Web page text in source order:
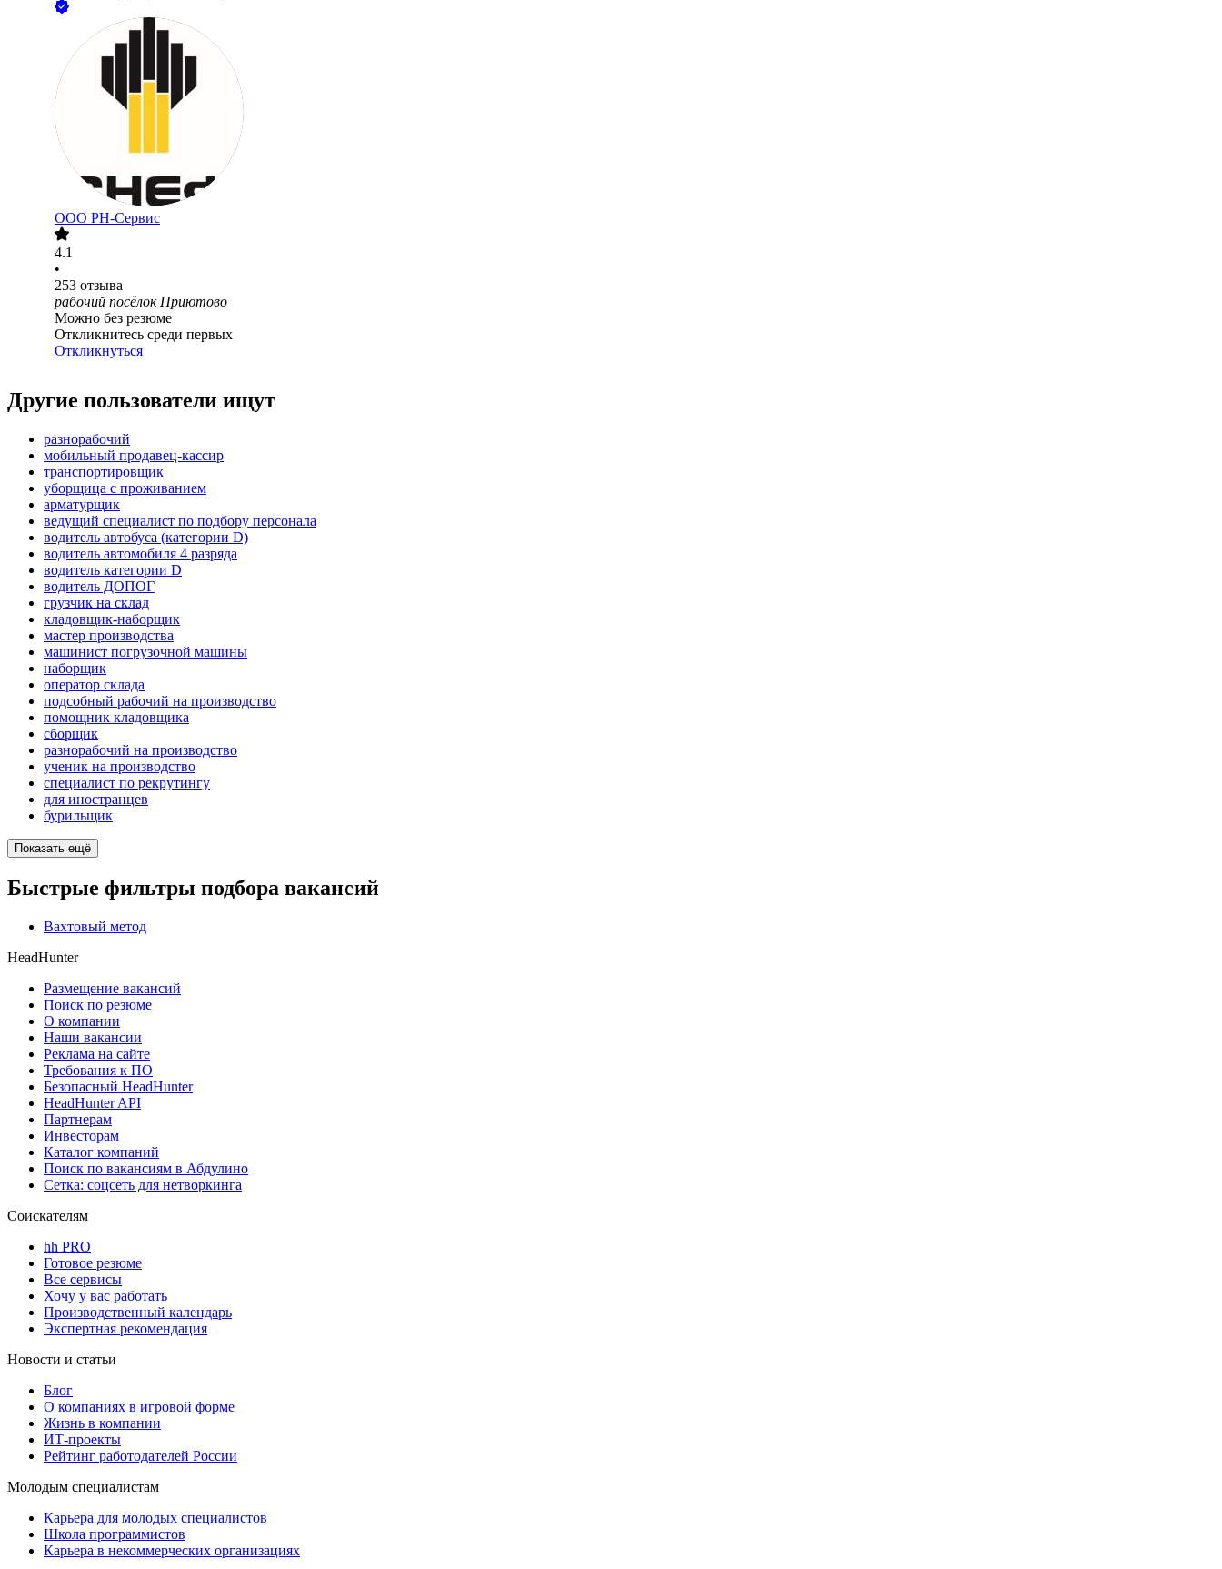
ООО РН-Сервис
4.1
•
253 отзыва
рабочий посёлок Приютово
Можно без резюме
Откликнитесь среди первых
Откликнуться
Другие пользователи ищут
разнорабочий
мобильный продавец-кассир
транспортировщик
уборщица с проживанием
арматурщик
ведущий специалист по подбору персонала
водитель автобуса (категории D)
водитель автомобиля 4 разряда
водитель категории D
водитель ДОПОГ
грузчик на склад
кладовщик-наборщик
мастер производства
машинист погрузочной машины
наборщик
оператор склада
подсобный рабочий на производство
помощник кладовщика
сборщик
разнорабочий на производство
ученик на производство
специалист по рекрутингу
для иностранцев
бурильщик
Показать ещё
Быстрые фильтры подбора вакансий
Вахтовый метод
HeadHunter
Размещение вакансий
Поиск по резюме
О компании
Наши вакансии
Реклама на сайте
Требования к ПО
Безопасный HeadHunter
HeadHunter API
Партнерам
Инвесторам
Каталог компаний
Поиск по вакансиям в Абдулино
Сетка: соцсеть для нетворкинга
Соискателям
hh PRO
Готовое резюме
Все сервисы
Хочу у вас работать
Производственный календарь
Экспертная рекомендация
Новости и статьи
Блог
О компаниях в игровой форме
Жизнь в компании
ИТ-проекты
Рейтинг работодателей России
Молодым специалистам
Карьера для молодых специалистов
Школа программистов
Карьера в некоммерческих организациях